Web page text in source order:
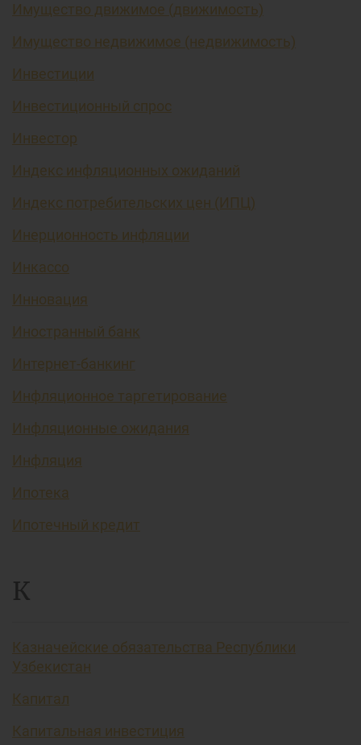
Имущество движимое (движимость)
Имущество недвижимое (недвижимость)
Инвестиции
Инвестиционный спрос
Инвестор
Индекс инфляционных ожиданий
Индекс потребительских цен (ИПЦ)
Инерционность инфляции
Инкассо
Инновация
Иностранный банк
Интернет-банкинг
Инфляционное таргетирование
Инфляционные ожидания
Инфляция
Ипотека
Ипотечный кредит
К
Казначейские обязательства Республики
Узбекистан
Капитал
Капитальная инвестиция